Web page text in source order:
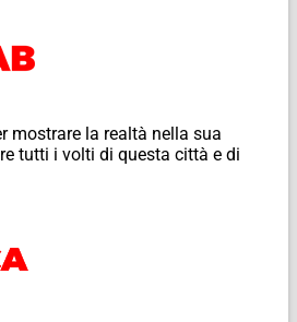
mostrare la realtà nella sua
tutti i volti di questa città e di